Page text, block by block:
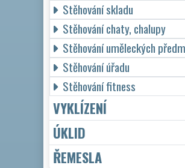
Stěhování skladu
Stěhování chaty, chalupy
Stěhování uměleckých
Stěhování úřadu
Stěhování fitness
VYKLÍZENÍ
ÚKLID
ŘEMESLA